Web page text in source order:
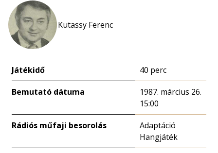
Kutassy Ferenc
Játékidő 40 perc
Bemutató dátuma
1987. március 26.
15:00
Rádiós műfaji besorolás
Adaptáció
Hangjáték